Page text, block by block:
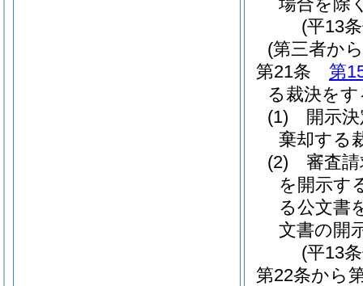
(平13
(第三者か
第21条
第
る裁決を
(1)
開示
棄却する
(2)
審査
を開示す
る公文書
文書の開
(平13
第22条から